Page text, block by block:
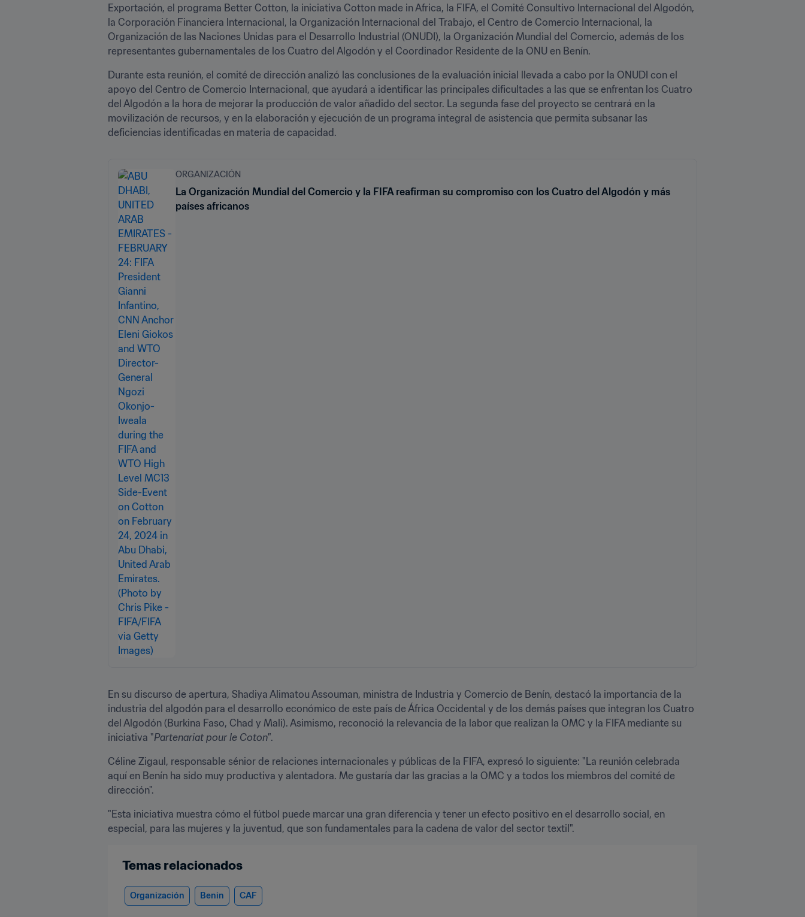
Exportación, el programa Better Cotton, la iniciativa Cotton made in Africa, la FIFA, el Comité Consultivo Internacional del Algodón,
la Corporación Financiera Internacional, la Organización Internacional del Trabajo, el Centro de Comercio Internacional, la
Organización de las Naciones Unidas para el Desarrollo Industrial (ONUDI), la Organización Mundial del Comercio, además de los
representantes gubernamentales de los Cuatro del Algodón y el Coordinador Residente de la ONU en Benín.
Durante esta reunión, el comité de dirección analizó las conclusiones de la evaluación inicial llevada a cabo por la ONUDI con el
apoyo del Centro de Comercio Internacional, que ayudará a identificar las principales dificultades a las que se enfrentan los Cuatro
del Algodón a la hora de mejorar la producción de valor añadido del sector. La segunda fase del proyecto se centrará en la
movilización de recursos, y en la elaboración y ejecución de un programa integral de asistencia que permita subsanar las
deficiencias identificadas en materia de capacidad.
ORGANIZACIÓN
La Organización Mundial del Comercio y la FIFA reafirman su compromiso con los Cuatro del Algodón y más
países africanos
En su discurso de apertura, Shadiya Alimatou Assouman, ministra de Industria y Comercio de Benín, destacó la importancia de la
industria del algodón para el desarrollo económico de este país de África Occidental y de los demás países que integran los Cuatro
del Algodón (Burkina Faso, Chad y Mali). Asimismo, reconoció la relevancia de la labor que realizan la OMC y la FIFA mediante su
iniciativa "Partenariat pour le Coton".
Céline Zigaul, responsable sénior de relaciones internacionales y públicas de la FIFA, expresó lo siguiente: "La reunión celebrada
aquí en Benín ha sido muy productiva y alentadora. Me gustaría dar las gracias a la OMC y a todos los miembros del comité de
dirección".
"Esta iniciativa muestra cómo el fútbol puede marcar una gran diferencia y tener un efecto positivo en el desarrollo social, en
especial, para las mujeres y la juventud, que son fundamentales para la cadena de valor del sector textil".
Temas relacionados
Organización Benin CAF